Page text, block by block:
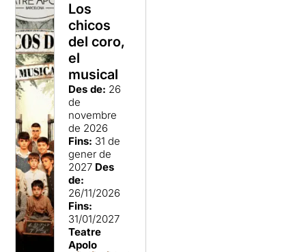
Los
chicos
del coro,
el
musical
Des de: 26
de
novembre
de 2026
Fins: 31 de
gener de
2027 Des
de:
26/11/2026
Fins:
31/01/2027
Teatre
Apolo